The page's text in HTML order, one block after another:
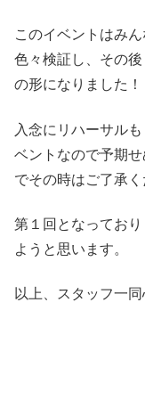
このイベントはみ
色々検証し、その
の形になりました！
入念にリハーサル
ベントなので予期
でその時はご了承く
第１回となってお
ようと思います。
以上、スタッフ一